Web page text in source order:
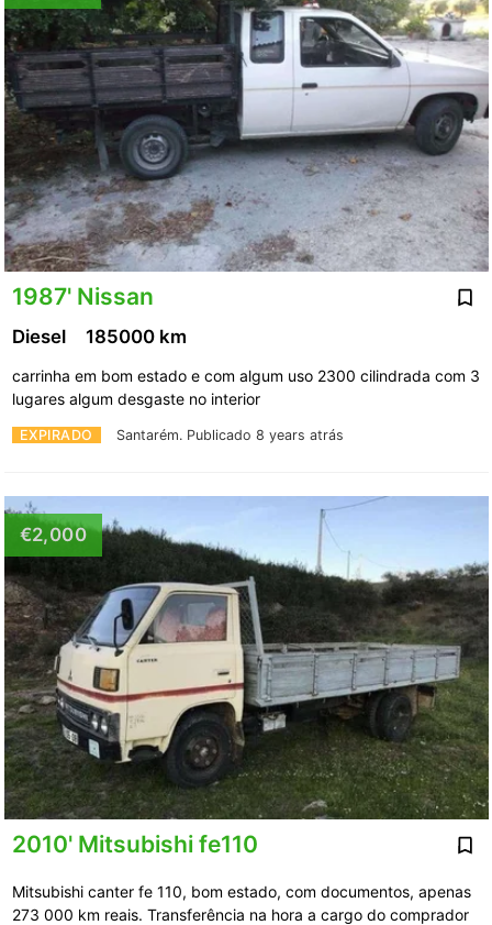
1987' Nissan
EXPIRADO Santarém. Publicado 8 years atrás
Diesel 185000 km
carrinha em bom estado e com algum uso 2300 cilindrada com 3
lugares algum desgaste no interior
€2,000
2010' Mitsubishi fe110
Mitsubishi canter fe 110, bom estado, com documentos, apenas
273 000 km reais. Transferência na hora a cargo do comprador